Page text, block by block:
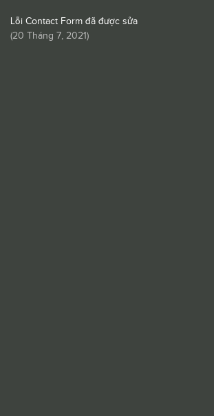
Lỗi Contact Form đã được sửa
(20 Tháng 7, 2021)